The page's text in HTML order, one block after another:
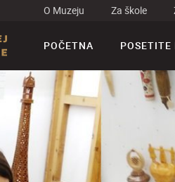
O Muzeju Za škole
POČETNA POSETITE